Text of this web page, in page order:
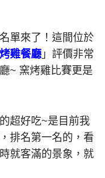
單來了！這間位於
雞餐廳 」評價非常
~ 窯烤雞比賽更是
超好吃~是目前我
排名第一名的，看
就客滿的景象，就